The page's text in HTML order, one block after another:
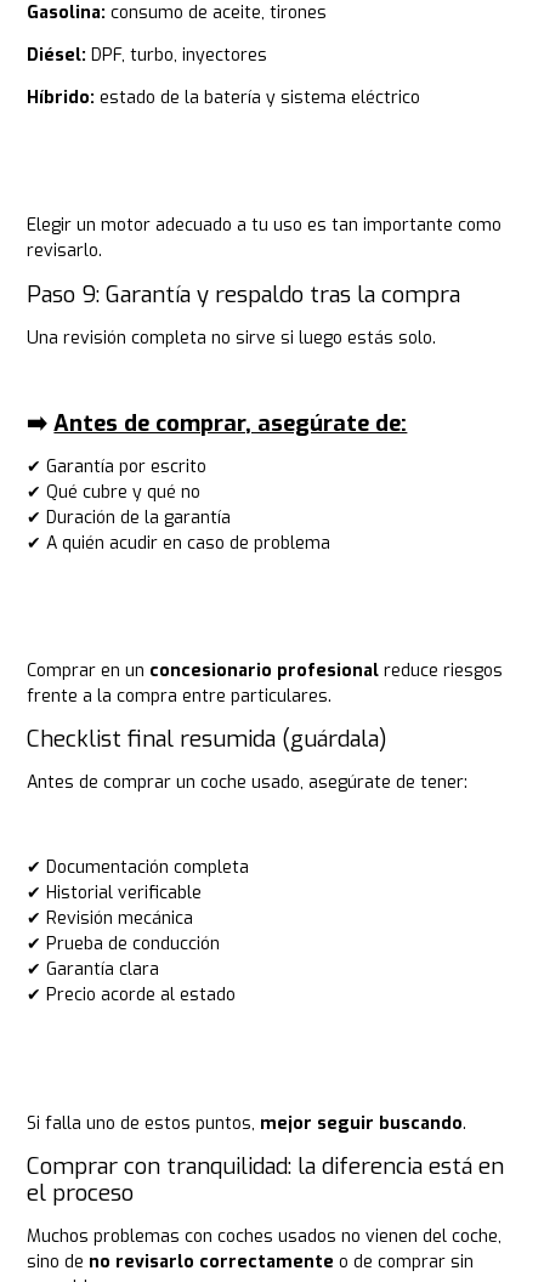
Gasolina: consumo de aceite, tirones
Diésel: DPF, turbo, inyectores
Híbrido: estado de la batería y sistema eléctrico
Elegir un motor adecuado a tu uso es tan importante como
revisarlo.
Paso 9: Garantía y respaldo tras la compra
Una revisión completa no sirve si luego estás solo.
➡️Antes de comprar, asegúrate de:
✔ Garantía por escrito
✔ Qué cubre y qué no
✔ Duración de la garantía
✔ A quién acudir en caso de problema
Comprar en un concesionario profesional reduce riesgos
frente a la compra entre particulares.
Checklist final resumida (guárdala)
Antes de comprar un coche usado, asegúrate de tener:
✔ Documentación completa
✔ Historial verificable
✔ Revisión mecánica
✔ Prueba de conducción
✔ Garantía clara
✔ Precio acorde al estado
Si falla uno de estos puntos, mejor seguir buscando.
Comprar con tranquilidad: la diferencia está en
el proceso
Muchos problemas con coches usados no vienen del coche,
sino de no revisarlo correctamente o de comprar sin